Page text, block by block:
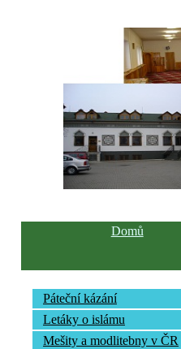
Domů
Páteční kázání
Letáky o islámu
Mešity a modlitebny v ČR